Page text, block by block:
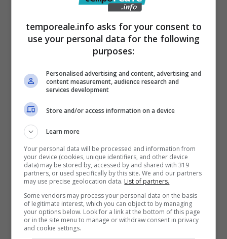
Articoli recentiCome Fermare i Download
Automatici di Modelli AI da
4GB su Chrome: Guida
temporeale.info asks for your consent to
use your personal data for the following
purposes:
Personalised advertising and content, advertising and
content measurement, audience research and
services development
Store and/or access information on a device
Learn more
Your personal data will be processed and information from
your device (cookies, unique identifiers, and other device
data) may be stored by, accessed by and shared with 319
partners, or used specifically by this site. We and our partners
may use precise geolocation data. List of partners.
Some vendors may process your personal data on the basis
of legitimate interest, which you can object to by managing
your options below. Look for a link at the bottom of this page
or in the site menu to manage or withdraw consent in privacy
and cookie settings.